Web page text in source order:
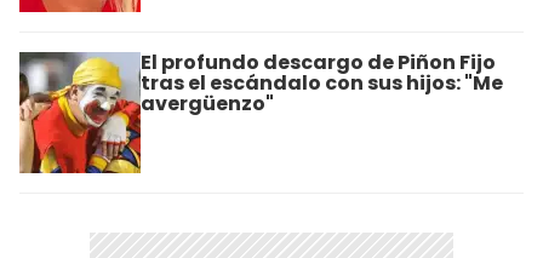
El profundo descargo de Piñon Fijo
tras el escándalo con sus hijos: "Me
avergüenzo"